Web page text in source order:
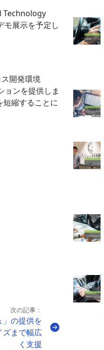
Technology
展示を予定し
開発環境
ョンを提供しま
短縮することに
次の記事：
の提供を
ズまで幅広
く支援